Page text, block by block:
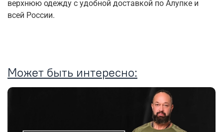
верхнюю одежду с удобной доставкой по Алупке и
всей России.
Может быть интересно: